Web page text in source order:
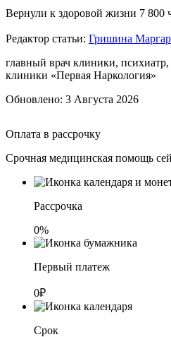
Вернули к здоровой жизни 7 800
Редактор статьи: Гришина
главный врач клиники,
клиники «Первая Наркология»
Обновлено: 3 Августа 2026
Оплата в рассрочку
Срочная медицинская помощь
Рассрочка
0%
Первый платеж
0₽
Срок